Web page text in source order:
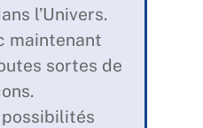
l’Univers.
maintenant
sortes de